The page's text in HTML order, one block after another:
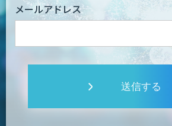
メールアドレス
送信する